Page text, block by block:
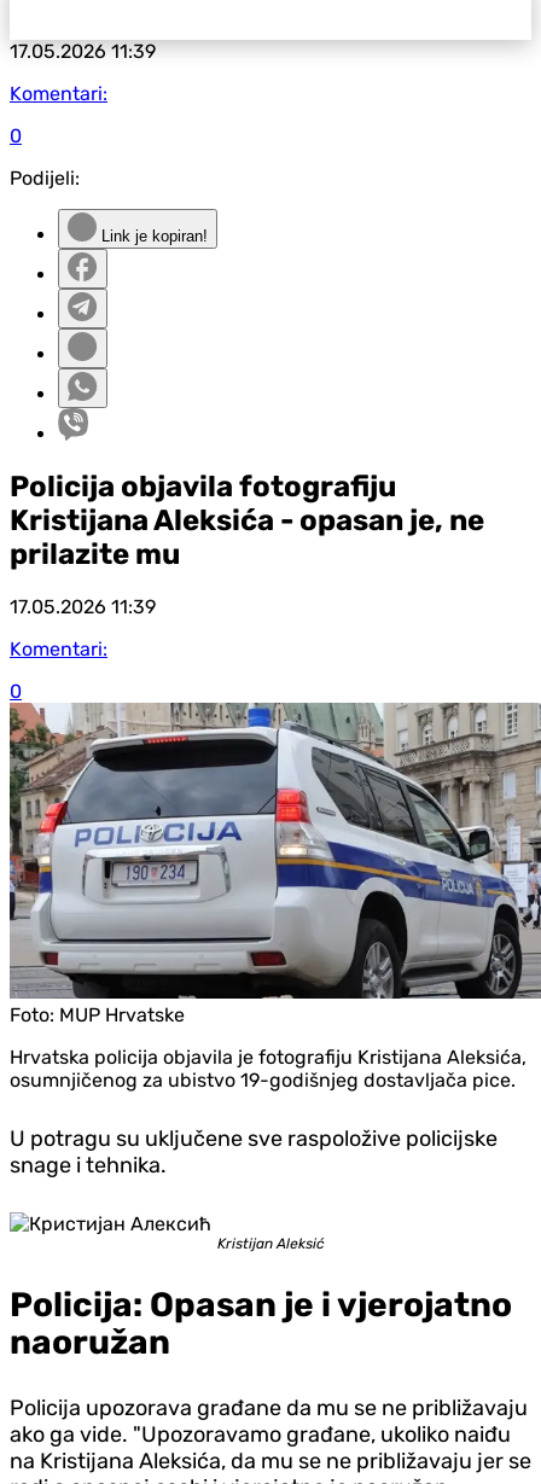
17.05.202611:39
Komentari:
0
Podijeli:
Link je kopiran!
Policija objavila fotografiju
Kristijana Aleksića - opasan je, ne
prilazite mu
17.05.2026 11:39
Komentari:
0
Foto: MUP Hrvatske
Hrvatska policija objavila je fotografiju Kristijana Aleksića,
osumnjičenog za ubistvo 19-godišnjeg dostavljača pice.
U potragu su uključene sve raspoložive policijske
snage i tehnika.
Kristijan Aleksić
Policija: Opasan je i vjerojatno
naoružan
Policija upozorava građane da mu se ne približavaju
ako ga vide. "Upozoravamo građane, ukoliko naiđu
na Kristijana Aleksića, da mu se ne približavaju jer se